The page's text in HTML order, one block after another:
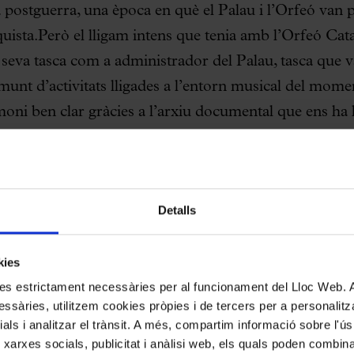
Detalls
estrictament necessàries per al funcionament del Lloc Web.
utilitzem cookies pròpies i de tercers per a
i analitzar el trànsit. A més, compartim informació sobre
socials, publicitat i anàlisi web, els quals poden
una època en què el Palau i l’Orfeó van
el lligam intens que tenia amb l’Orfeó
tasca com a administrador del Palau, tasca que
d’activitats lligades a l’entorn musical del
ben clar gràcies a l’arxiu documental que ens ha
d’aquell moment. A més, també són un ric
i institucions relacionades amb l’Orfeó. Una part
a l’abast gràcies a les col·leccions digitals del
Català, que contenen cartes, per exemple, de
Granados, Higini Anglès, Wanda Landowska,
Arthur Rubinstein, Joan Maragall, Emili Pujol, i